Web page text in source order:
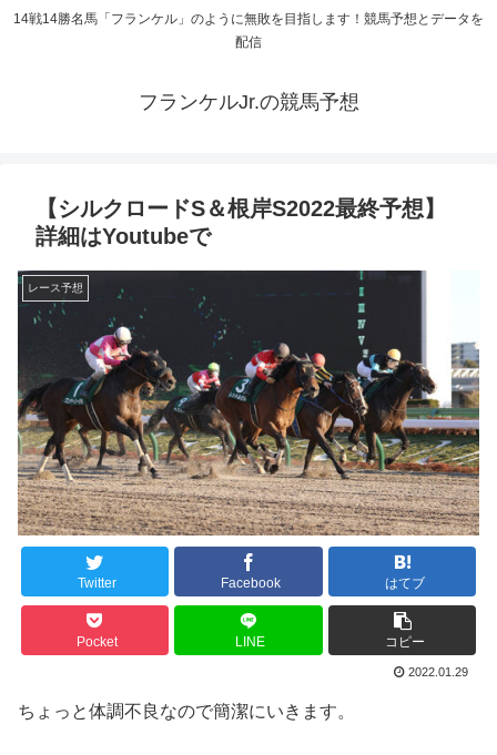
14戦14勝名馬「フランケル」のように無敗を目指します！競馬予想とデータを
配信
フランケルJr.の競馬予想
【シルクロードS＆根岸S2022最終予想】
詳細はYoutubeで
レース予想
Twitter Facebook はてブ
Pocket LINE コピー
2022.01.29
ちょっと体調不良なので簡潔にいきます。